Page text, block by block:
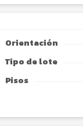
Orientación
Tipo delote
Pisos